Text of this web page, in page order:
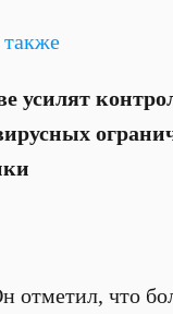
усилят
отметил, что